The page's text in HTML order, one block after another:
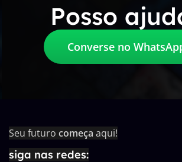
Posso
Converse no
Seu futuro começa aqui!
siga nas redes: